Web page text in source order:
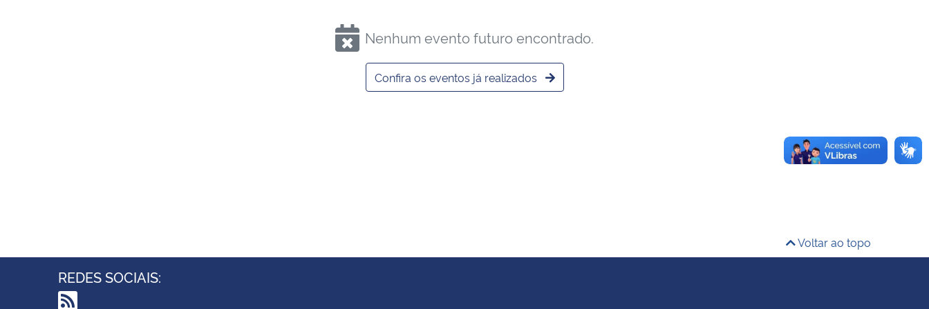
Nenhum evento futuro encontrado.
Confira os eventos já realizados
Voltar ao topo
REDES SOCIAIS: